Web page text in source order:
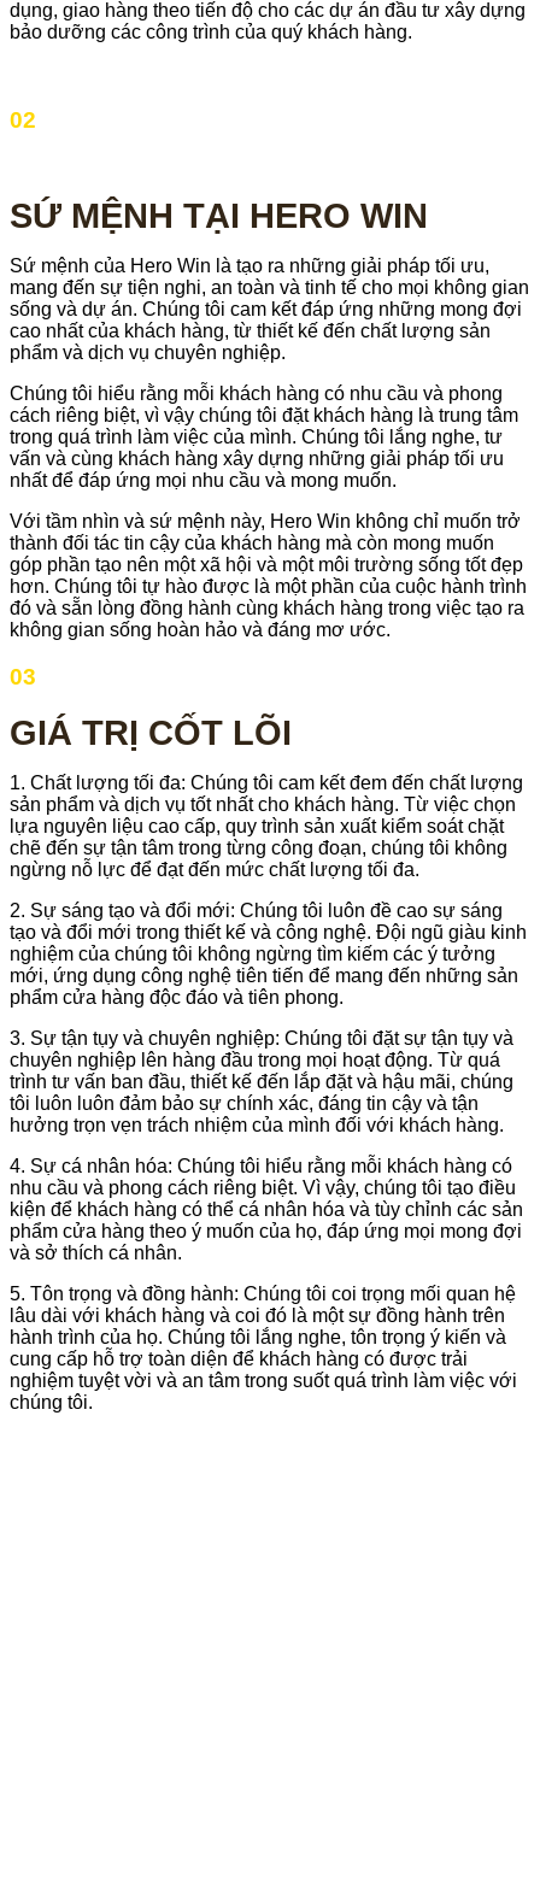
dụng, giao hàng theo tiến độ cho các dự án đầu tư xây dựng
bảo dưỡng các công trình của quý khách hàng.
02
SỨ MỆNH TẠI HERO WIN
Sứ mệnh của Hero Win là tạo ra những giải pháp tối ưu,
mang đến sự tiện nghi, an toàn và tinh tế cho mọi không gian
sống và dự án. Chúng tôi cam kết đáp ứng những mong đợi
cao nhất của khách hàng, từ thiết kế đến chất lượng sản
phẩm và dịch vụ chuyên nghiệp.
Chúng tôi hiểu rằng mỗi khách hàng có nhu cầu và phong
cách riêng biệt, vì vậy chúng tôi đặt khách hàng là trung tâm
trong quá trình làm việc của mình. Chúng tôi lắng nghe, tư
vấn và cùng khách hàng xây dựng những giải pháp tối ưu
nhất để đáp ứng mọi nhu cầu và mong muốn.
Với tầm nhìn và sứ mệnh này, Hero Win không chỉ muốn trở
thành đối tác tin cậy của khách hàng mà còn mong muốn
góp phần tạo nên một xã hội và một môi trường sống tốt đẹp
hơn. Chúng tôi tự hào được là một phần của cuộc hành trình
đó và sẵn lòng đồng hành cùng khách hàng trong việc tạo ra
không gian sống hoàn hảo và đáng mơ ước.
03
GIÁ TRỊ CỐT LÕI
1. Chất lượng tối đa: Chúng tôi cam kết đem đến chất lượng
sản phẩm và dịch vụ tốt nhất cho khách hàng. Từ việc chọn
lựa nguyên liệu cao cấp, quy trình sản xuất kiểm soát chặt
chẽ đến sự tận tâm trong từng công đoạn, chúng tôi không
ngừng nỗ lực để đạt đến mức chất lượng tối đa.
2. Sự sáng tạo và đổi mới: Chúng tôi luôn đề cao sự sáng
tạo và đổi mới trong thiết kế và công nghệ. Đội ngũ giàu kinh
nghiệm của chúng tôi không ngừng tìm kiếm các ý tưởng
mới, ứng dụng công nghệ tiên tiến để mang đến những sản
phẩm cửa hàng độc đáo và tiên phong.
3. Sự tận tụy và chuyên nghiệp: Chúng tôi đặt sự tận tụy và
chuyên nghiệp lên hàng đầu trong mọi hoạt động. Từ quá
trình tư vấn ban đầu, thiết kế đến lắp đặt và hậu mãi, chúng
tôi luôn luôn đảm bảo sự chính xác, đáng tin cậy và tận
hưởng trọn vẹn trách nhiệm của mình đối với khách hàng.
4. Sự cá nhân hóa: Chúng tôi hiểu rằng mỗi khách hàng có
nhu cầu và phong cách riêng biệt. Vì vậy, chúng tôi tạo điều
kiện để khách hàng có thể cá nhân hóa và tùy chỉnh các sản
phẩm cửa hàng theo ý muốn của họ, đáp ứng mọi mong đợi
và sở thích cá nhân.
5. Tôn trọng và đồng hành: Chúng tôi coi trọng mối quan hệ
lâu dài với khách hàng và coi đó là một sự đồng hành trên
hành trình của họ. Chúng tôi lắng nghe, tôn trọng ý kiến và
cung cấp hỗ trợ toàn diện để khách hàng có được trải
nghiệm tuyệt vời và an tâm trong suốt quá trình làm việc với
chúng tôi.